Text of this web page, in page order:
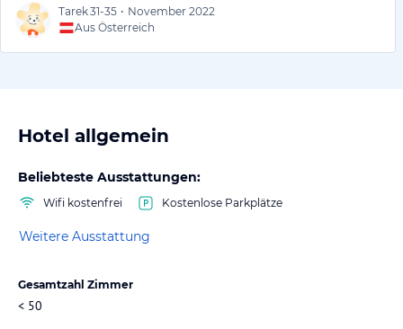
Tarek31-35 • November 2022
Aus Österreich
Hotel allgemein
Beliebteste Ausstattungen:
Wifi kostenfrei Kostenlose Parkplätze
Weitere Ausstattung
Gesamtzahl Zimmer
< 50